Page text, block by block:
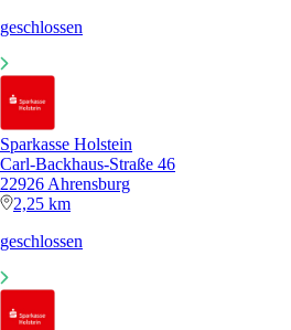
geschlossen
Sparkasse Holstein
Carl-Backhaus-Straße 46
22926 Ahrensburg
2,25 km
geschlossen